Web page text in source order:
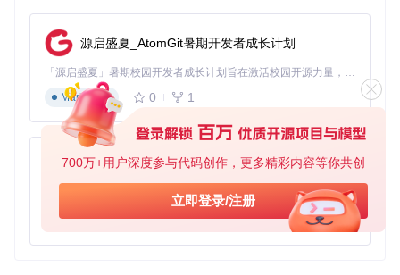
700万+用户深度参与代码创作，更多精彩内容等你共创
立即登录/注册
源启盛夏_AtomGit暑期开发者成长计划
「源启盛夏」暑期校园开发者成长计划旨在激活校园开源力量，通过积分激励、认证扶持、资源倾斜等形式，引导高校组织和开发者完成「入驻 — 建项目 — 做贡献 — 获认证 — 得资源」的完整闭环。无论你是想带领社团入驻平台的组织者，还是希望用代码贡献证明自己的开发者，都能在这里找到属于你的成长路径。
Markdown
0 1
py-xiaozhi
基于Python的Xiaozhi AI，适用于想要完整Xiaozhi体验而无需拥有专用硬件的用户。
Python
0 1